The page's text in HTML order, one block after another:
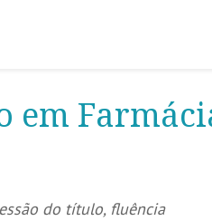
em
do título, fluência